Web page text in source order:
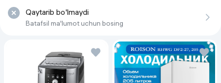
Qaytarib bo'lmaydi
Batafsil ma'lumot uchun bosing